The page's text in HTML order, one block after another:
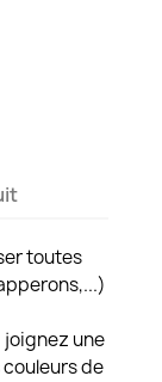
toutes
joignez une
couleurs de